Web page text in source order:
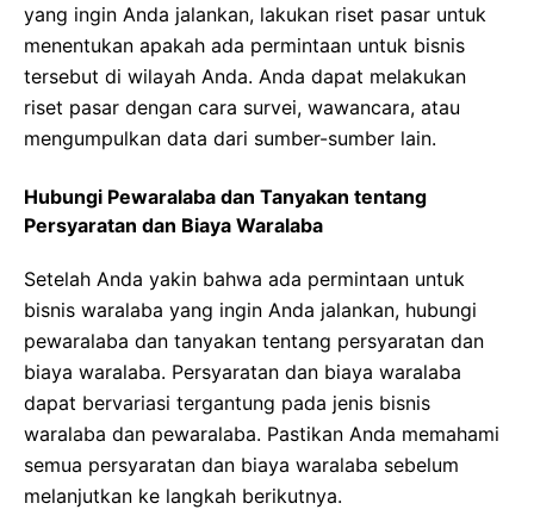
yang ingin Anda jalankan, lakukan riset pasar untuk
menentukan apakah ada permintaan untuk bisnis
tersebut di wilayah Anda. Anda dapat melakukan
riset pasar dengan cara survei, wawancara, atau
mengumpulkan data dari sumber-sumber lain.
Hubungi Pewaralaba dan Tanyakan tentang
Persyaratan dan Biaya Waralaba
Setelah Anda yakin bahwa ada permintaan untuk
bisnis waralaba yang ingin Anda jalankan, hubungi
pewaralaba dan tanyakan tentang persyaratan dan
biaya waralaba. Persyaratan dan biaya waralaba
dapat bervariasi tergantung pada jenis bisnis
waralaba dan pewaralaba. Pastikan Anda memahami
semua persyaratan dan biaya waralaba sebelum
melanjutkan ke langkah berikutnya.